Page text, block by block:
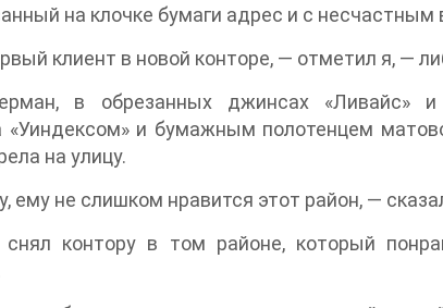
на клочке бумаги адрес и с
клиент в новой конторе, — отметил я, —
в обрезанных джинсах «Ливайс»
«Уиндексом» и бумажным полотенцем
на улицу.
ему не слишком нравится этот район, —
контору в том районе, который